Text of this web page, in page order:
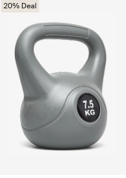
20% Deal